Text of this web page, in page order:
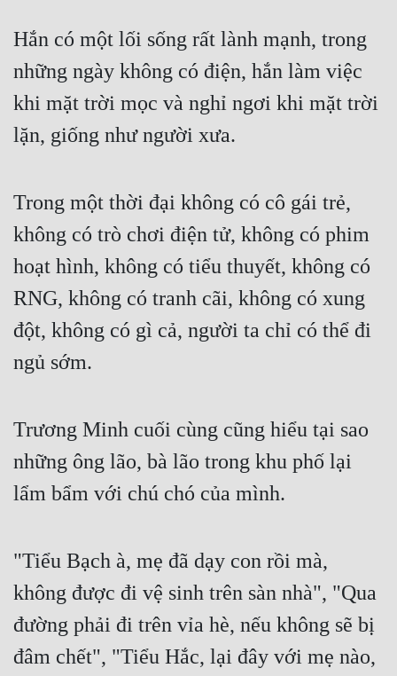
Xa Lộ Dịch
Cung Đấu
Cạnh Kỹ
Cổ Đại
Du Hí
Dã Sử
Dị Giới
Dị Năng
Gia Đấu
Huyền Huyễn
Huyền Ảo
Hài Hước
Hệ Thống
Học Đường
Hắn có một lối sống rất lành mạnh, trong
những ngày không có điện, hắn làm việc
khi mặt trời mọc và nghỉ ngơi khi mặt trời
lặn, giống như người xưa.
Trong một thời đại không có cô gái trẻ,
không có trò chơi điện tử, không có phim
hoạt hình, không có tiểu thuyết, không có
RNG, không có tranh cãi, không có xung
đột, không có gì cả, người ta chỉ có thể đi
ngủ sớm.
Trương Minh cuối cùng cũng hiểu tại sao
những ông lão, bà lão trong khu phố lại
lẩm bẩm với chú chó của mình.
"Tiểu Bạch à, mẹ đã dạy con rồi mà,
không được đi vệ sinh trên sàn nhà", "Qua
đường phải đi trên vỉa hè, nếu không sẽ bị
đâm chết", "Tiểu Hắc, lại đây với mẹ nào,